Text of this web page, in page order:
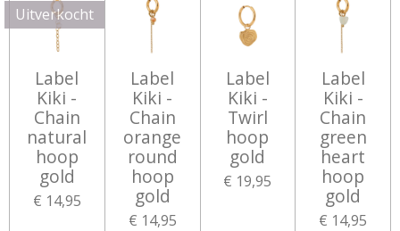
Uitverkocht
Label
Kiki -
Chain
natural
hoop
gold
€ 14,95
Label
Kiki -
Chain
orange
round
hoop
gold
€ 14,95
Label
Kiki -
Twirl
hoop
gold
€ 19,95
Label
Kiki -
Chain
green
heart
hoop
gold
€ 14,95